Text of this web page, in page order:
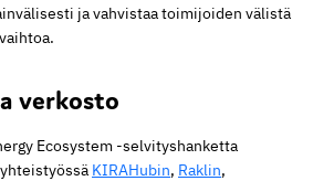
ja vahvistaa toimijoiden välistä
verkosto
Ecosystem -selvityshanketta
KIRAHubin, Raklin,